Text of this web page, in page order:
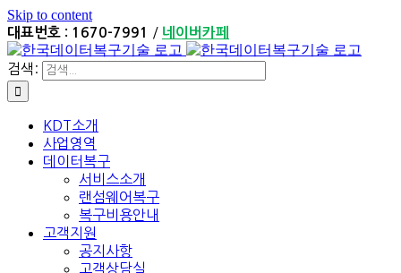
Skip to content
대표번호 : 1670-7991 / 네이버카페
검색:
KDT소개
사업영역
데이터복구
서비스소개
랜섬웨어복구
복구비용안내
고객지원
공지사항
고객상담실